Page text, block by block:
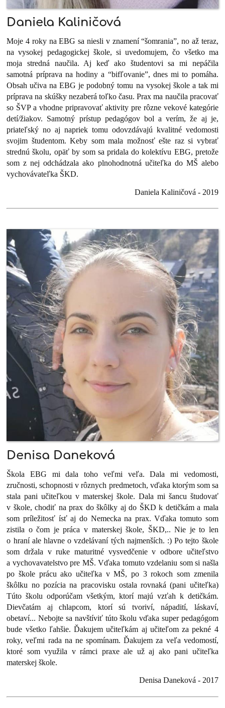
Daniela Kaliničová
Moje 4 roky na EBG sa niesli v znamení “šomrania”, no až teraz,
na vysokej pedagogickej škole, si uvedomujem, čo všetko ma
moja stredná naučila. Aj keď ako študentovi sa mi nepáčila
samotná príprava na hodiny a “bifľovanie”, dnes mi to pomáha.
Obsah učiva na EBG je podobný tomu na vysokej škole a tak mi
príprava na skúšky nezaberá toľko času. Prax ma naučila pracovať
so ŠVP a vhodne pripravovať aktivity pre rôzne vekové kategórie
detí/žiakov. Samotný prístup pedagógov bol a verím, že aj je,
priateľský no aj napriek tomu odovzdávajú kvalitné vedomosti
svojim študentom. Keby som mala možnosť ešte raz si vybrať
strednú školu, opäť by som sa pridala do kolektívu EBG, pretože
som z nej odchádzala ako plnohodnotná učiteľka do MŠ alebo
vychovávateľka ŠKD.
Daniela Kaliničová - 2019
Denisa Daneková
Škola EBG mi dala toho veľmi veľa. Dala mi vedomosti,
zručnosti, schopnosti v rôznych predmetoch, vďaka ktorým som sa
stala pani učiteľkou v materskej škole. Dala mi šancu študovať
v škole, chodiť na prax do škôlky aj do ŠKD k detičkám a mala
som príležitosť ísť aj do Nemecka na prax. Vďaka tomuto som
zistila o čom je práca v materskej škole, ŠKD,.. Nie je to len
o hraní ale hlavne o vzdelávaní tých najmenších. :) Po tejto škole
som držala v ruke maturitné vysvedčenie v odbore učiteľstvo
a vychovavatelstvo pre MŠ. Vďaka tomuto vzdelaniu som si našla
po škole prácu ako učiteľka v MŠ, po 3 rokoch som zmenila
škôlku no pozícia na pracovisku ostala rovnaká (pani učiteľka)
Túto školu odporúčam všetkým, ktorí majú vzťah k detičkám.
Dievčatám aj chlapcom, ktorí sú tvoriví, nápadití, láskaví,
obetaví... Nebojte sa navštíviť túto školu vďaka super pedagógom
bude všetko ľahšie. Ďakujem učiteľkám aj učiteľom za pekné 4
roky, veľmi rada na ne spomínam. Ďakujem za veľa vedomostí,
ktoré som využila v rámci praxe ale už aj ako pani učiteľka
materskej škole.
Denisa Daneková - 2017